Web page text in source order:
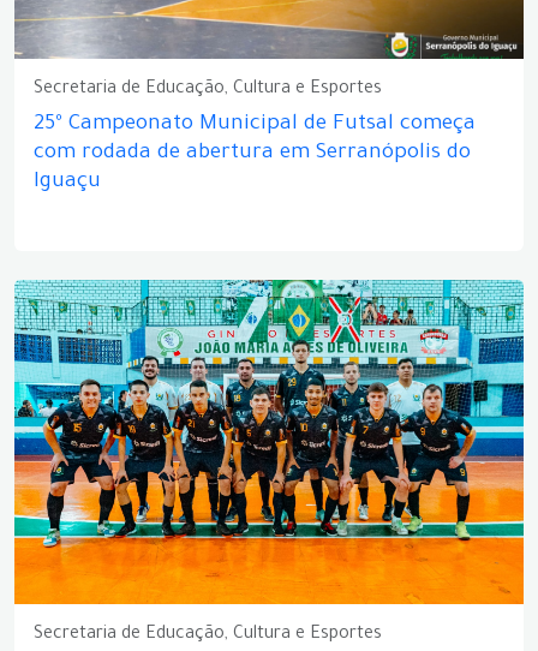
Secretaria de Educação, Cultura e Esportes
25º Campeonato Municipal de Futsal começa
com rodada de abertura em Serranópolis do
Iguaçu
Secretaria de Educação, Cultura e Esportes